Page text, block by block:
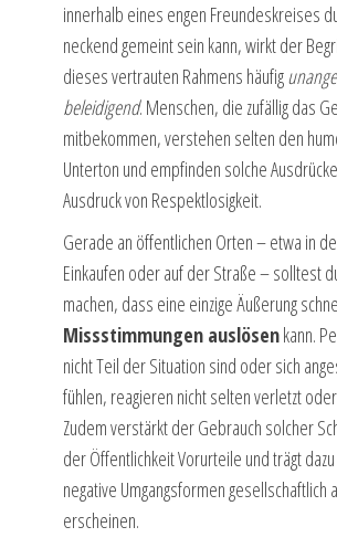
innerhalb eines engen Freundeskreises
neckend gemeint sein kann, wirkt der
dieses vertrauten Rahmens häufig
beleidigend. Menschen, die zufällig das
mitbekommen, verstehen selten den
Unterton und empfinden solche
Ausdruck von Respektlosigkeit.
Gerade an öffentlichen Orten – etwa in
Einkaufen oder auf der Straße – solltest
machen, dass eine einzige Äußerung
Missstimmungen auslösenkann.
nicht Teil der Situation sind oder sich
fühlen, reagieren nicht selten verletzt
Zudem verstärkt der Gebrauch solcher
der Öffentlichkeit Vorurteile und trägt
negative Umgangsformen gesellschaftlich
erscheinen.